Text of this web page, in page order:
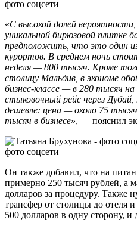
фото соцсети
«С высокой долей
уникальной бирюзовой плитке
предположить, что это один
курортов. В среднем ночь
неделя — 800 тысяч. Кроме
столицу Мальдив, в экономе
бизнес-классе — в 280 тысяч
стыковочный рейс через
дешевле: цена — около 75
тысяч в бизнесе», — пояснил
фото соцсети
Он также добавил, что на
примерно 250 тысяч рублей, а
долларов за процедуру. Также
трансфер от столицы до отеля
500 долларов в одну сторону, и